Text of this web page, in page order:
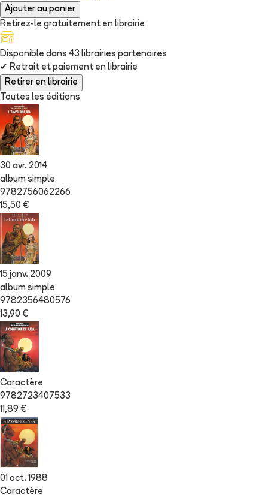
Ajouter au panier
Retirez-le gratuitement en librairie
Disponible dans 43 librairies partenaires
✔ Retrait et paiement en librairie
Retirer en librairie
Toutes les éditions
30 avr. 2014
album simple
9782756062266
15,50 €
15 janv. 2009
album simple
9782356480576
13,90 €
Caractère
9782723407533
11,89 €
01 oct. 1988
Caractère